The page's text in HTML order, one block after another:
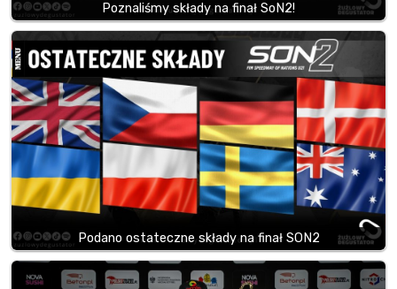
Poznaliśmy składy na finał SoN2!
Podano ostateczne składy na finał SON2